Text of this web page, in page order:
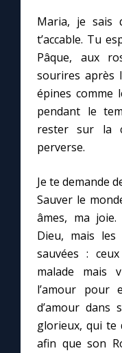
Maria, je sais
t’accable. Tu
Pâque, aux
sourires après
épines comme
pendant le
rester sur la
perverse.
Je te demande
Sauver le
âmes, ma
Dieu, mais
sauvées :
malade mais
l’amour pour
d’amour dans
glorieux, qui te
afin que son